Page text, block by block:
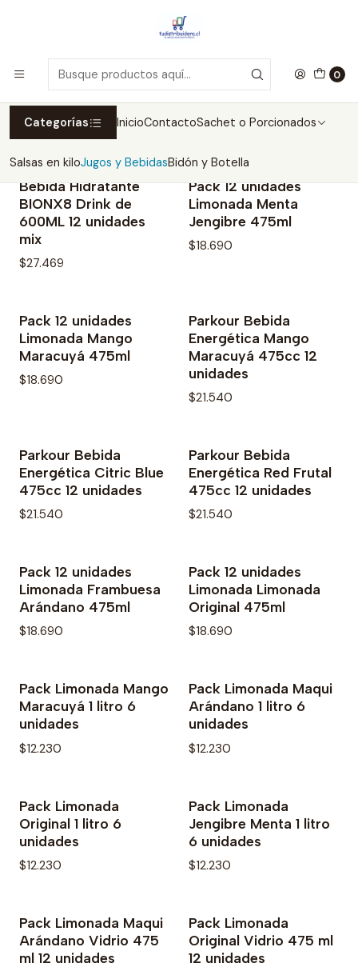
0
Categorías InicioContactoSachet o Porcionados
Salsas en kiloJugos y BebidasBidón y Botella
Jugos y Bebidas
Jugos y Bebidas
Filtros
No disponible
Bebida Hidratante
BIONX8 Drink de
600ML 12 unidades
mix
$27.469
No disponible
Pack 12 unidades
Limonada Menta
Jengibre 475ml
$18.690
No disponible
Pack 12 unidades
Limonada Mango
Maracuyá 475ml
$18.690
No disponible
Parkour Bebida
Energética Mango
Maracuyá 475cc 12
unidades
$21.540
No disponible
Parkour Bebida
Energética Citric Blue
475cc 12 unidades
$21.540
No disponible
Parkour Bebida
Energética Red Frutal
475cc 12 unidades
$21.540
No disponible
Pack 12 unidades
Limonada Frambuesa
Arándano 475ml
$18.690
No disponible
Pack 12 unidades
Limonada Limonada
Original 475ml
$18.690
No disponible
Pack Limonada Mango
Maracuyá 1 litro 6
unidades
$12.230
No disponible
Pack Limonada Maqui
Arándano 1 litro 6
unidades
$12.230
No disponible
Pack Limonada
Original 1 litro 6
unidades
$12.230
No disponible
Pack Limonada
Jengibre Menta 1 litro
6 unidades
$12.230
No disponible
Pack Limonada Maqui
Arándano Vidrio 475
ml 12 unidades
No disponible
Pack Limonada
Original Vidrio 475 ml
12 unidades